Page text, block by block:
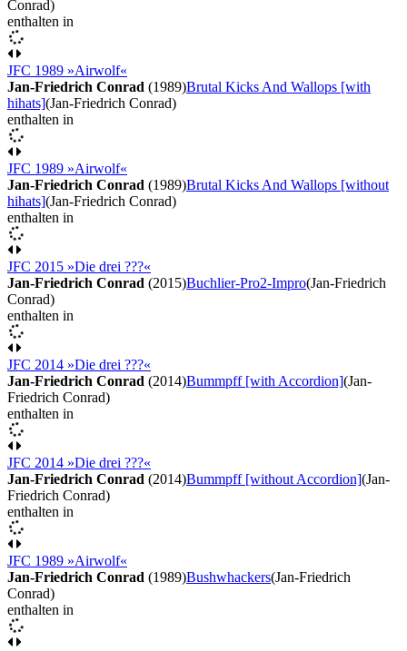
Conrad)
enthalten in
JFC 1989 »Airwolf«
Jan-Friedrich Conrad (1989)Brutal Kicks And Wallops [with
hihats](Jan-Friedrich Conrad)
enthalten in
JFC 1989 »Airwolf«
Jan-Friedrich Conrad (1989)Brutal Kicks And Wallops [without
hihats](Jan-Friedrich Conrad)
enthalten in
JFC 2015 »Die drei ???«
Jan-Friedrich Conrad (2015)Buchlier-Pro2-Impro(Jan-Friedrich
Conrad)
enthalten in
JFC 2014 »Die drei ???«
Jan-Friedrich Conrad (2014)Bummpff [with Accordion](Jan-
Friedrich Conrad)
enthalten in
JFC 2014 »Die drei ???«
Jan-Friedrich Conrad (2014)Bummpff [without Accordion](Jan-
Friedrich Conrad)
enthalten in
JFC 1989 »Airwolf«
Jan-Friedrich Conrad (1989)Bushwhackers(Jan-Friedrich
Conrad)
enthalten in